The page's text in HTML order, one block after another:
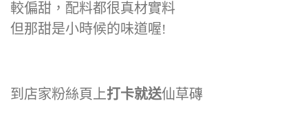
較偏甜，配料都很真材實料
但那甜是小時候的味道喔!
到店家粉絲頁上打卡就送仙草磚